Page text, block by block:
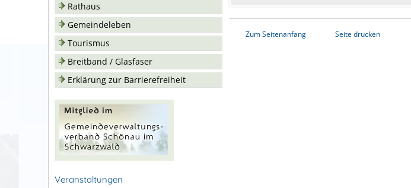
Rathaus
Gemeindeleben
Tourismus
Breitband / Glasfaser
Erklärung zur Barrierefreiheit
Veranstaltungen
Zum Seitenanfang Seite drucken